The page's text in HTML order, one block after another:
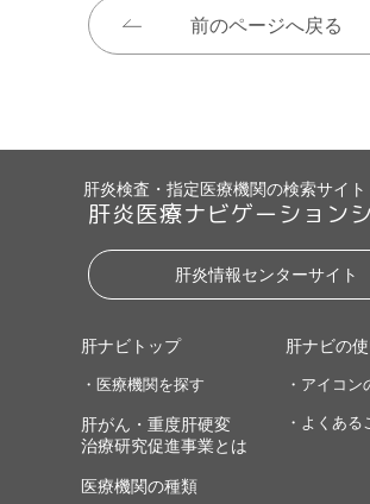
前のページへ戻る
肝炎検査・指定医療機関の検索サイト
肝炎医療ナビゲーション
肝炎情報センターサイト
肝ナビトップ
・医療機関を探す
肝がん・重度肝硬変
治療研究促進事業とは
医療機関の種類
肝ナビの
・アイコン
・よくある